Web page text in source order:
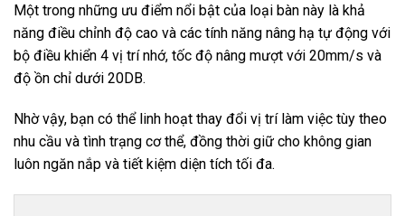
Một trong những ưu điểm nổi bật của loại bàn này là khả
năng điều chỉnh độ cao và các tính năng nâng hạ tự động với
bộ điều khiển 4 vị trí nhớ, tốc độ nâng mượt với 20mm/s và
độ ồn chỉ dưới 20DB.
Nhờ vậy, bạn có thể linh hoạt thay đổi vị trí làm việc tùy theo
nhu cầu và tình trạng cơ thể, đồng thời giữ cho không gian
luôn ngăn nắp và tiết kiệm diện tích tối đa.